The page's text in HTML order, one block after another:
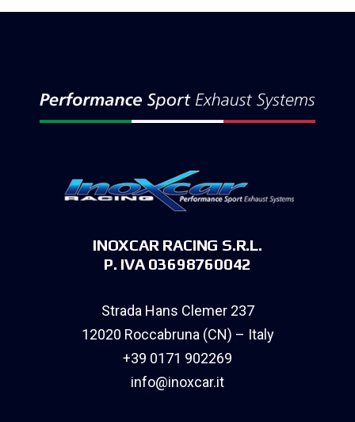
INOXCAR RACING S.R.L.
P. IVA 03698760042
Strada Hans Clemer 237
12020 Roccabruna (CN) – Italy
+39 0171 902269
info@inoxcar.it